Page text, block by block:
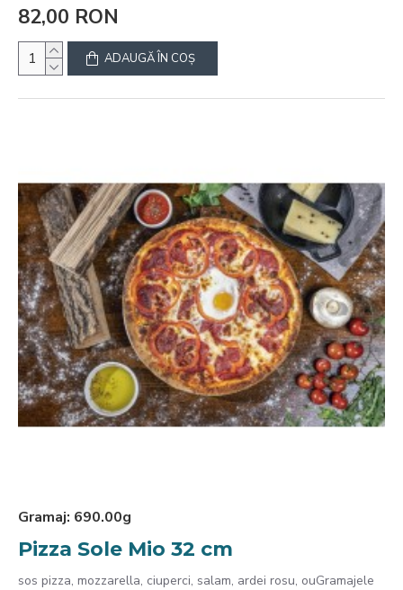
82,00 RON
ADAUGĂ ÎN COŞ
Gramaj: 690.00g
Pizza Sole Mio 32 cm
sos pizza, mozzarella, ciuperci, salam, ardei rosu, ouGramajele